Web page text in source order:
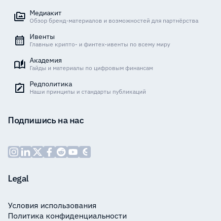
Медиакит
Обзор бренд-материалов и возможностей для партнёрства
Ивенты
Главные крипто- и финтех-ивенты по всему миру
Академия
Гайды и материалы по цифровым финансам
Редполитика
Наши принципы и стандарты публикаций
Подпишись на нас
Legal
Условия использования
Политика конфиденциальности